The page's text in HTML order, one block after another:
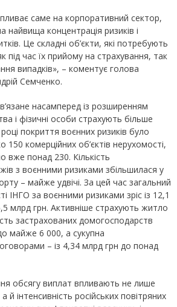
саме на корпоративний сектор,
концентрація ризиків і
Це складні об’єкти, які потребують
під час їх прийому на страхування, так
випадків», – коментує голова
Семченко.
насамперед із розширенням
і фізичні особи страхують більше
покриття воєнних ризиків було
комерційних об’єктів нерухомості,
вже понад 230. Кількість
з воєнними ризиками збільшилася у
– майже удвічі. За цей час загальний
ІНГО за воєнними ризиками зріс із 12,1
млрд грн. Активніше страхують житло
застрахованих домогосподарств
майже 6 000, а сукупна
– із 4,34 млрд грн до понад
обсягу виплат впливають не лише
інтенсивність російських повітряних